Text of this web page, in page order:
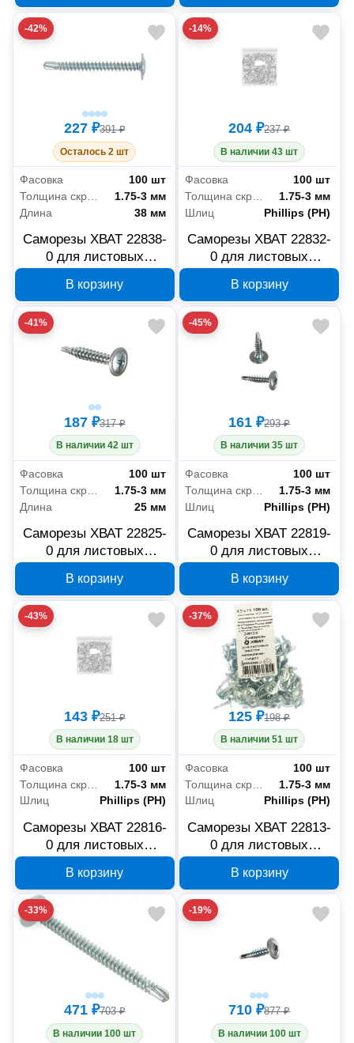
-42%
227 ₽391 ₽
Осталось 2 шт
Фасовка
100 шт
1.75-3 мм
Длина
38 мм
Саморезы ХВАТ 22838-
0 для листовых
x 38 мм, 100 шт
В корзину
-14%
204 ₽237 ₽
В наличии 43 шт
Фасовка
100 шт
Толщина скрепляемых материалов
1.75-3 мм
Шлиц
Phillips (PH)
Саморезы ХВАТ 22832-
0 для листовых
x 32 мм, 100 шт
В корзину
-41%
187 ₽317 ₽
В наличии 42 шт
Фасовка
100 шт
1.75-3 мм
Длина
25 мм
Саморезы ХВАТ 22825-
0 для листовых
x 25 мм, 100 шт
В корзину
-45%
161 ₽293 ₽
В наличии 35 шт
Фасовка
100 шт
Толщина скрепляемых материалов
1.75-3 мм
Шлиц
Phillips (PH)
Саморезы ХВАТ 22819-
0 для листовых
x 19 мм, 100 шт
В корзину
-43%
143 ₽251 ₽
В наличии 18 шт
Фасовка
100 шт
1.75-3 мм
Шлиц
Phillips (PH)
Саморезы ХВАТ 22816-
0 для листовых
x 16 мм, 100 шт
В корзину
-37%
125 ₽198 ₽
В наличии 51 шт
Фасовка
100 шт
Толщина скрепляемых материалов
1.75-3 мм
Шлиц
Phillips (PH)
Саморезы ХВАТ 22813-
0 для листовых
x 13 мм, 100 шт
В корзину
-33%
471 ₽703 ₽
В наличии 100 шт
-19%
710 ₽877 ₽
В наличии 100 шт